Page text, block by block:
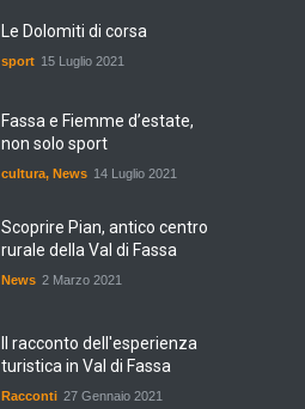
Le Dolomiti di corsa
sport 15 Luglio 2021
Fassa e Fiemme d’estate,
non solo sport
cultura, News 14 Luglio 2021
Scoprire Pian, antico centro
rurale della Val di Fassa
News 2 Marzo 2021
Il racconto dell'esperienza
turistica in Val di Fassa
Racconti 27 Gennaio 2021